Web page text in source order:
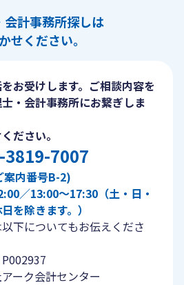
会計事務所探しは
せください。
お受けします。ご相談内容を
・会計事務所にお繋ぎしま
ださい。
3819-7007
案内番号B-2)
／13:00〜17:30（土・日・
を除きます。）
下についてもお伝えくださ
ーク会計センター